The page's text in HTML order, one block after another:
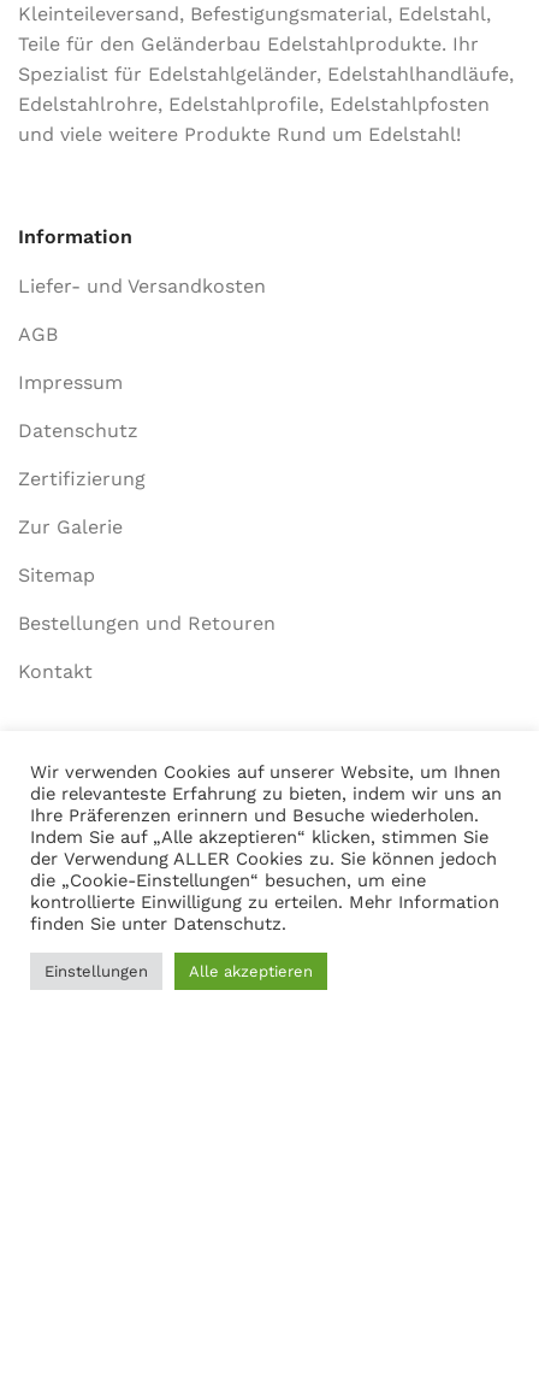
Kleinteileversand, Befestigungsmaterial, Edelstahl,
Teile für den Geländerbau Edelstahlprodukte. Ihr
Spezialist für Edelstahlgeländer, Edelstahlhandläufe,
Edelstahlrohre, Edelstahlprofile, Edelstahlpfosten
und viele weitere Produkte Rund um Edelstahl!
Information
Liefer- und Versandkosten
AGB
Impressum
Datenschutz
Zertifizierung
Zur Galerie
Sitemap
Bestellungen und Retouren
Kontakt
Mein Konto
Anmelden
Warenkorb anzeigen
Adresse
Martin Gasch
Wir verwenden Cookies auf unserer Website, um Ihnen
die relevanteste Erfahrung zu bieten, indem wir uns an
Ihre Präferenzen erinnern und Besuche wiederholen.
Indem Sie auf „Alle akzeptieren“ klicken, stimmen Sie
der Verwendung ALLER Cookies zu. Sie können jedoch
die „Cookie-Einstellungen“ besuchen, um eine
kontrollierte Einwilligung zu erteilen. Mehr Information
finden Sie unter Datenschutz.
Einstellungen Alle akzeptieren